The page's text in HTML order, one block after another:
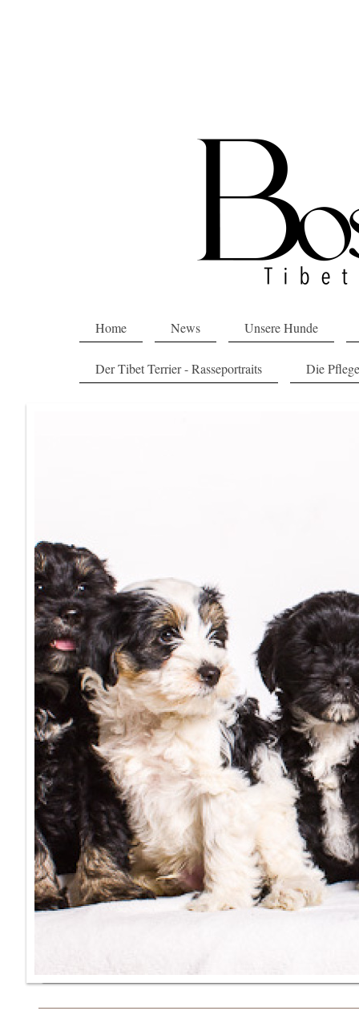
Home News Unsere Hunde
Der Tibet Terrier - Rasseportraits Die Pflege